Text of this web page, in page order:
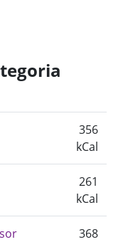
356
kCal
261
kCal
368